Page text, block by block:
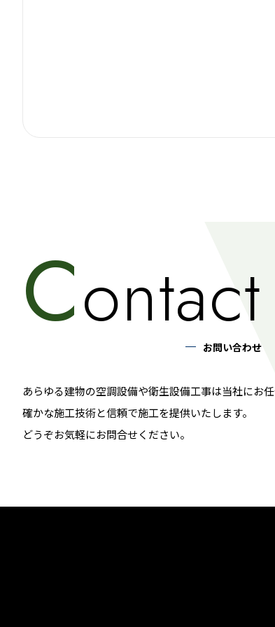
Contact
お問い合わせ
あらゆる建物の空調設備や衛生設備工事は当社にお任
確かな施工技術と信頼で施工を提供いたします。
どうぞお気軽にお問合せください。